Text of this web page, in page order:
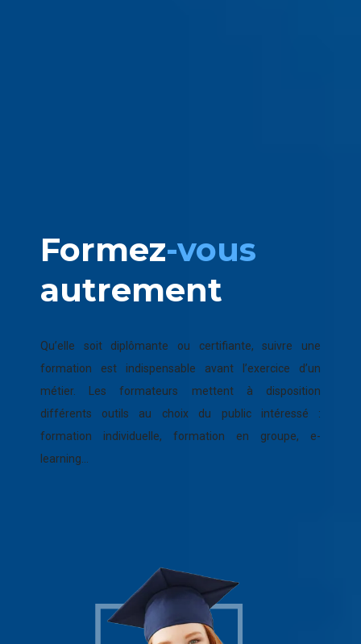
Formez-vous
autrement
Qu’elle soit diplômante ou certifiante, suivre une
formation est indispensable avant l’exercice d’un
métier. Les formateurs mettent à disposition
différents outils au choix du public intéressé :
formation individuelle, formation en groupe, e-
learning…